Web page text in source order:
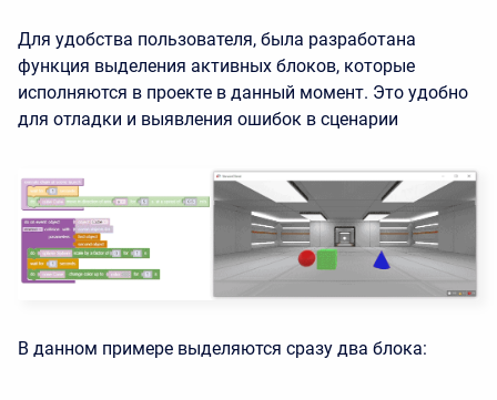
Для удобства пользователя, была разработана
функция выделения активных блоков, которые
исполняются в проекте в данный момент. Это удобно
для отладки и выявления ошибок в сценарии
В данном примере выделяются сразу два блока: